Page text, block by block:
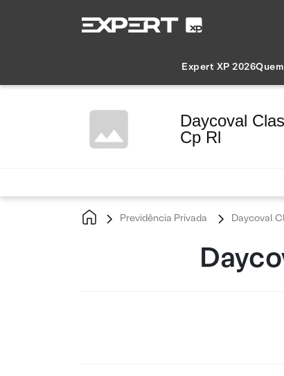
Expert XP 2026
Daycoval
Cp Rl
Previdência Privada Daycoval